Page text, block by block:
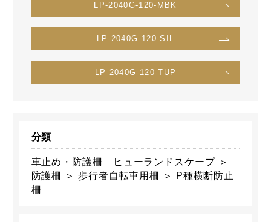
LP-2040G-120-MBK
LP-2040G-120-SIL
LP-2040G-120-TUP
分類
車止め・防護柵 ヒューランドスケープ ＞
防護柵 ＞ 歩行者自転車用柵 ＞ P種横断防止
柵